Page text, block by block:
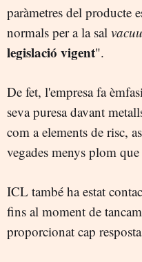
paràmetres del producte
normals per a la sal
legislació vigent".
De fet, l'empresa fa
seva puresa davant
com a elements de risc,
vegades menys plom
ICL també ha estat
fins al moment de
proporcionat cap